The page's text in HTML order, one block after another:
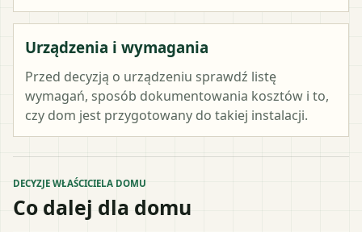
Urządzenia i wymagania
Przed decyzją o urządzeniu sprawdź listę
wymagań, sposób dokumentowania kosztów i to,
czy dom jest przygotowany do takiej instalacji.
DECYZJE WŁAŚCICIELA DOMU
Co dalej dla domu